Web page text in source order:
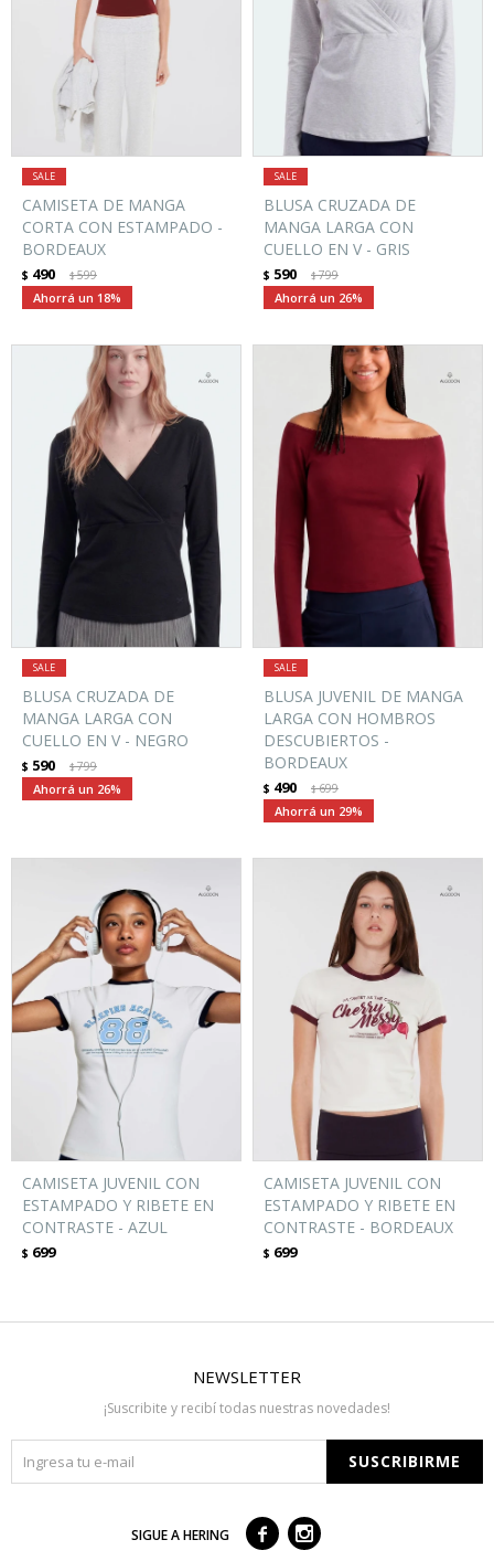
CAMISETA DE MANGA
CORTA CON ESTAMPADO -
BORDEAUX
$ 490 $599
18
BLUSA CRUZADA DE
MANGA LARGA CON
CUELLO EN V - GRIS
$ 590 $799
26
BLUSA CRUZADA DE
MANGA LARGA CON
CUELLO EN V - NEGRO
$ 590 $799
26
BLUSA JUVENIL DE MANGA
LARGA CON HOMBROS
DESCUBIERTOS -
BORDEAUX
$ 490 $699
29
CAMISETA JUVENIL CON
ESTAMPADO Y RIBETE EN
CONTRASTE - AZUL
$ 699
CAMISETA JUVENIL CON
ESTAMPADO Y RIBETE EN
CONTRASTE - BORDEAUX
$ 699
NEWSLETTER
¡Suscribite y recibí todas nuestras novedades!
SUSCRIBIRME
SIGUE A HERING  